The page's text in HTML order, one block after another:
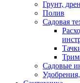
Грунт,
Полив
Садовая
Садовые